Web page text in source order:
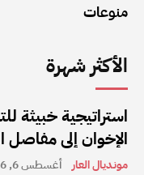
منوعات
الأكثر شهرة
استراتيجية
الإخوان إلى مفاصل
مونديال العار أغسطس 6, 2026